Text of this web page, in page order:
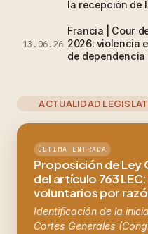
la recepción de
13.06.26
Francia | Cour
2026: violencia
de dependencia
ACTUALIDAD
ÚLTIMA ENTRADA
Proposición de Ley
del artículo 763
voluntarios por
Identificación de la
Cortes Generales